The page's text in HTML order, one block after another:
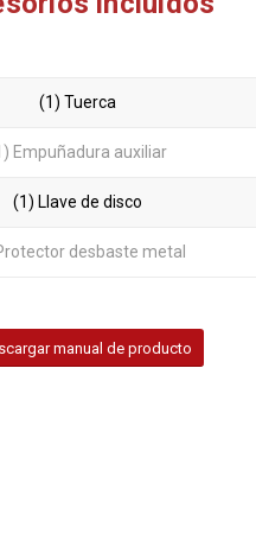
(1) Tuerca
Empuñadura auxiliar
(1) Llave de disco
desbaste metal
manual de producto